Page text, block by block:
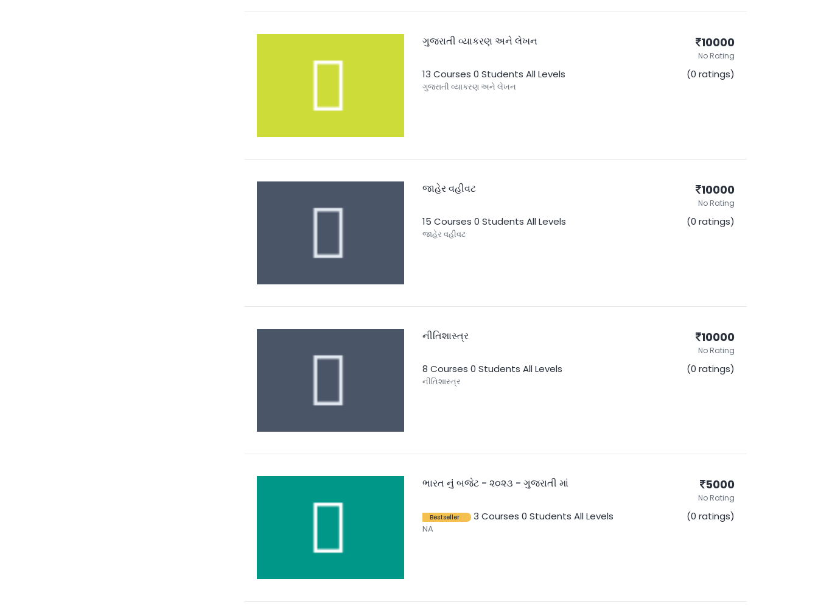
ગુજરાતી વ્યાકરણ અને લેખન
13 Courses 0 Students All Levels
ગુજરાતી વ્યાકરણ અને લેખન
10000
No Rating
(0 ratings)
જાહેર વહીવટ
15 Courses 0 Students All Levels
જાહેર વહીવટ
10000
No Rating
(0 ratings)
નીતિશાસ્ત્ર
8 Courses 0 Students All Levels
નીતિશાસ્ત્ર
10000
No Rating
(0 ratings)
ભારત નું બજેટ - ૨૦૨૩ - ગુજરાતી માં
Bestseller 3 Courses 0 Students All Levels
NA
5000
No Rating
(0 ratings)